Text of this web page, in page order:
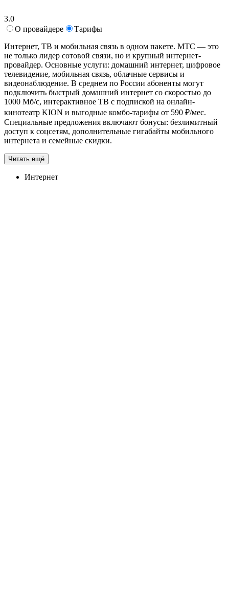
3.0
О провайдере
Тарифы
Интернет, ТВ и мобильная связь в одном пакете. МТС — это
не только лидер сотовой связи, но и крупный интернет-
провайдер. Основные услуги: домашний интернет, цифровое
телевидение, мобильная связь, облачные сервисы и
видеонаблюдение. В среднем по России абоненты могут
подключить быстрый домашний интернет со скоростью до
1000 Мб/с, интерактивное ТВ с подпиской на онлайн-
кинотеатр KION и выгодные комбо-тарифы от 590 ₽/мес.
Специальные предложения включают бонусы: безлимитный
доступ к соцсетям, дополнительные гигабайты мобильного
интернета и семейные скидки.
Читать ещё
Интернет